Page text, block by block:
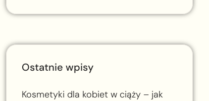
Ostatnie wpisy
Kosmetyki dla kobiet w ciąży – jak